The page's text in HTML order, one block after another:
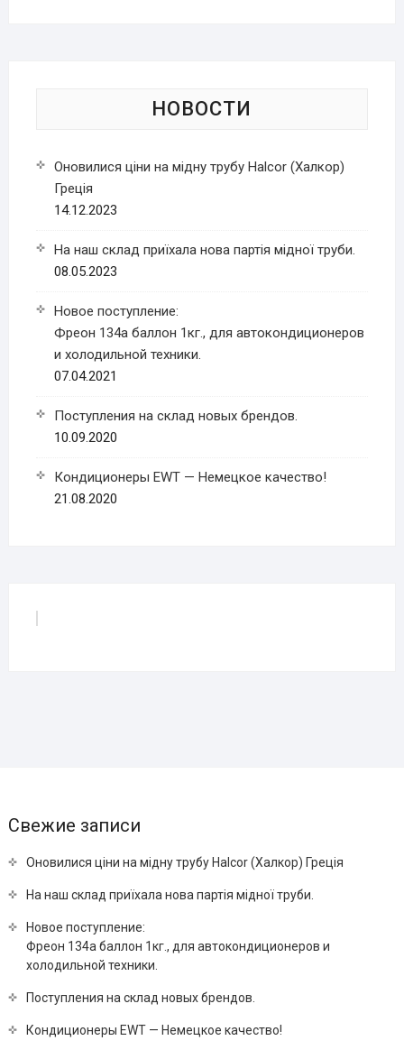
НОВОСТИ
Оновилися ціни на мідну трубу Halcor (Халкор)
Греція
14.12.2023
На наш склад приїхала нова партія мідної труби.
08.05.2023
Новое поступление:
Фреон 134a баллон 1кг., для автокондиционеров
и холодильной техники.
07.04.2021
Поступления на склад новых брендов.
10.09.2020
Кондиционеры EWT — Немецкое качество!
21.08.2020
Свежие записи
Оновилися ціни на мідну трубу Halcor (Халкор) Греція
На наш склад приїхала нова партія мідної труби.
Новое поступление:
Фреон 134a баллон 1кг., для автокондиционеров и
холодильной техники.
Поступления на склад новых брендов.
Кондиционеры EWT — Немецкое качество!